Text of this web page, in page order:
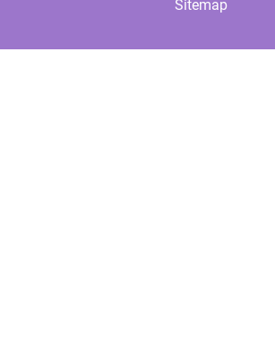
Sitemap